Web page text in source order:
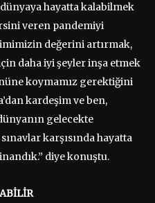
hayatta kalabilmek
veren pandemiyi
değerini artırmak,
daha iyi şeyler inşa etmek
koymamız gerektiğini
kardeşim ve ben,
gelecekte
karşısında hayatta
diye konuştu.